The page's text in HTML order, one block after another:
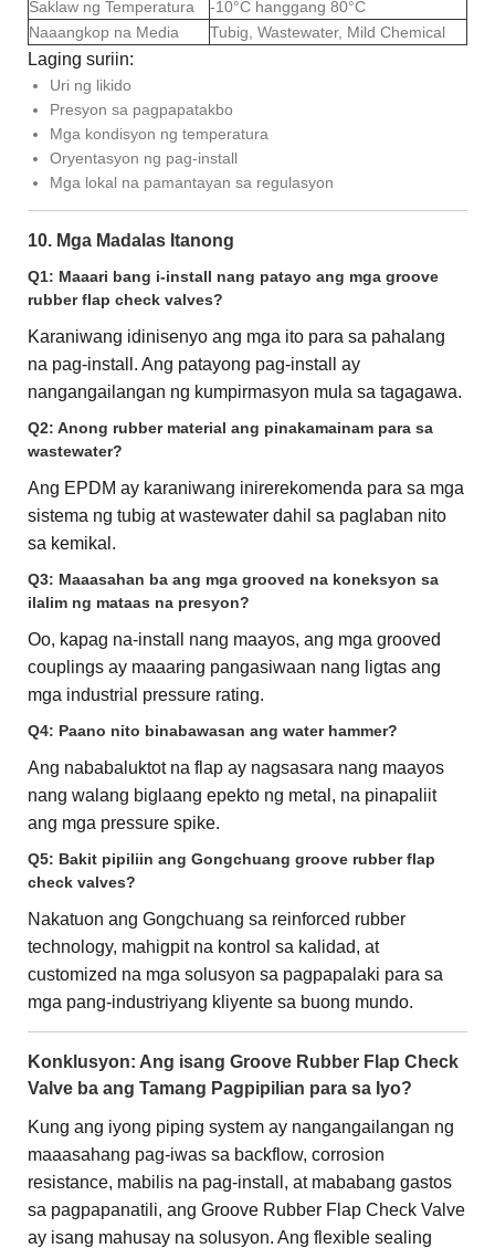
Saklaw ng Temperatura
-10°C hanggang 80°C
Naaangkop na Media
Tubig, Wastewater, Mild Chemical
Laging suriin:
Uri ng likido
Presyon sa pagpapatakbo
Mga kondisyon ng temperatura
Oryentasyon ng pag-install
Mga lokal na pamantayan sa regulasyon
10. Mga Madalas Itanong
Q1: Maaari bang i-install nang patayo ang mga groove
rubber flap check valves?
Karaniwang idinisenyo ang mga ito para sa pahalang
na pag-install. Ang patayong pag-install ay
nangangailangan ng kumpirmasyon mula sa tagagawa.
Q2: Anong rubber material ang pinakamainam para sa
wastewater?
Ang EPDM ay karaniwang inirerekomenda para sa mga
sistema ng tubig at wastewater dahil sa paglaban nito
sa kemikal.
Q3: Maaasahan ba ang mga grooved na koneksyon sa
ilalim ng mataas na presyon?
Oo, kapag na-install nang maayos, ang mga grooved
couplings ay maaaring pangasiwaan nang ligtas ang
mga industrial pressure rating.
Q4: Paano nito binabawasan ang water hammer?
Ang nababaluktot na flap ay nagsasara nang maayos
nang walang biglaang epekto ng metal, na pinapaliit
ang mga pressure spike.
Q5: Bakit pipiliin ang Gongchuang groove rubber flap
check valves?
Nakatuon ang Gongchuang sa reinforced rubber
technology, mahigpit na kontrol sa kalidad, at
customized na mga solusyon sa pagpapalaki para sa
mga pang-industriyang kliyente sa buong mundo.
Konklusyon: Ang isang Groove Rubber Flap Check
Valve ba ang Tamang Pagpipilian para sa Iyo?
Kung ang iyong piping system ay nangangailangan ng
maaasahang pag-iwas sa backflow, corrosion
resistance, mabilis na pag-install, at mababang gastos
sa pagpapanatili, ang Groove Rubber Flap Check Valve
ay isang mahusay na solusyon. Ang flexible sealing